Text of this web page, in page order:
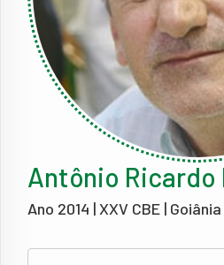
Antônio Ricardo
Ano 2014 | XXV CBE | Goiânia